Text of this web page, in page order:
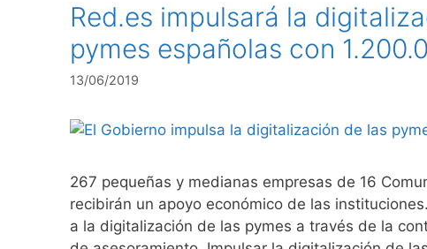
Red.es impulsará la
pymes españolas con
13/06/2019
267 pequeñas y medianas empresas de 16
recibirán un apoyo económico de las
a la digitalización de las pymes a través de la